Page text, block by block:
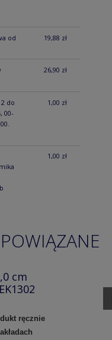
od
19,88 zł
26,90 zł
do
00-
1,00 zł
1,00 zł
cm
ręcznie